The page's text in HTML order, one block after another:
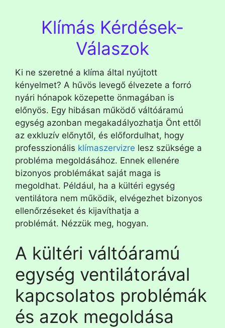
Klímás Kérdések-
Válaszok
Ki ne szeretné a klíma által nyújtott
kényelmet? A hűvös levegő élvezete a forró
nyári hónapok közepette önmagában is
előnyös. Egy hibásan működő váltóáramú
egység azonban megakadályozhatja Önt ettől
az exkluzív előnytől, és előfordulhat, hogy
professzionális klímaszervizre lesz szüksége a
probléma megoldásához. Ennek ellenére
bizonyos problémákat saját maga is
megoldhat. Például, ha a kültéri egység
ventilátora nem működik, elvégezhet bizonyos
ellenőrzéseket és kijavíthatja a
problémát. Nézzük meg, hogyan.
A kültéri váltóáramú
egység ventilátorával
kapcsolatos problémák
és azok megoldása